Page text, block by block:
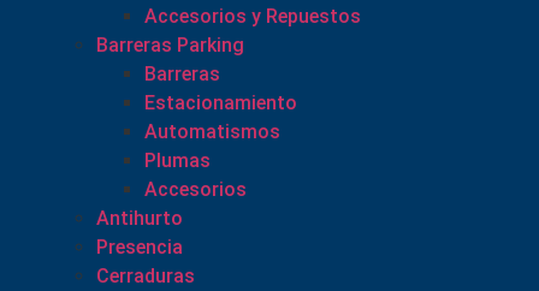
Accesorios y Repuestos
Barreras Parking
Barreras
Estacionamiento
Automatismos
Plumas
Accesorios
Antihurto
Presencia
Cerraduras